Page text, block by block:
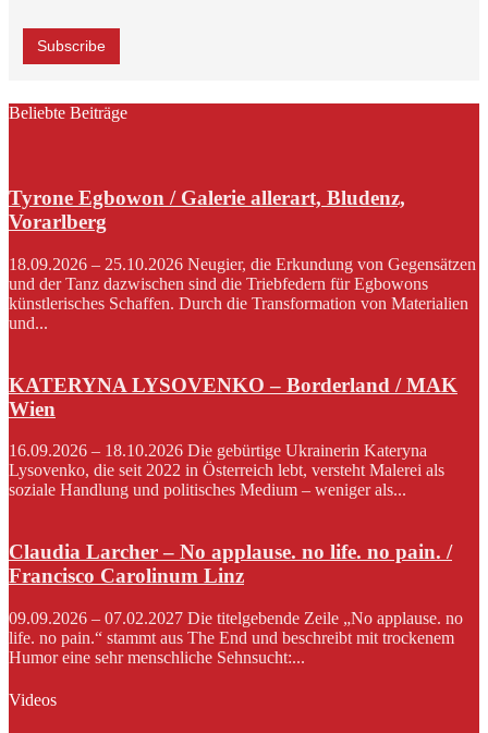
Beliebte Beiträge
Tyrone Egbowon / Galerie allerart, Bludenz,
Vorarlberg
18.09.2026 – 25.10.2026 Neugier, die Erkundung von Gegensätzen
und der Tanz dazwischen sind die Triebfedern für Egbowons
künstlerisches Schaffen. Durch die Transformation von Materialien
und...
KATERYNA LYSOVENKO – Borderland / MAK
Wien
16.09.2026 – 18.10.2026 Die gebürtige Ukrainerin Kateryna
Lysovenko, die seit 2022 in Österreich lebt, versteht Malerei als
soziale Handlung und politisches Medium – weniger als...
Claudia Larcher – No applause. no life. no pain. /
Francisco Carolinum Linz
09.09.2026 – 07.02.2027 Die titelgebende Zeile „No applause. no
life. no pain.“ stammt aus The End und beschreibt mit trockenem
Humor eine sehr menschliche Sehnsucht:...
Videos